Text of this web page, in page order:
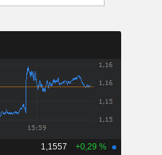
1,1557 +0,29 %